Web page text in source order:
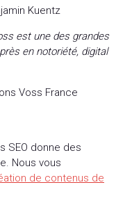
Kuentz
est une des grandes
en notoriété, digital
Voss France
SEO donne des
Nous vous
de contenus de